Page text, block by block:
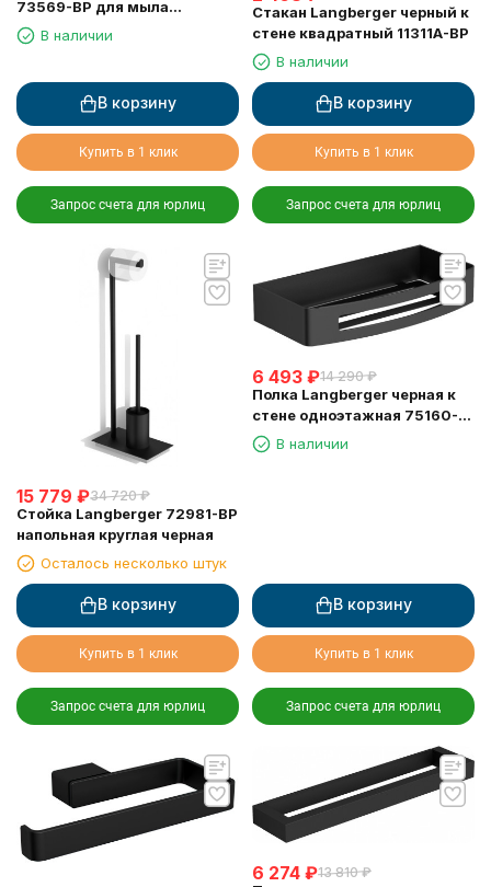
73569-BP для мыла
механический, 250 мл
В наличии
В корзину
Купить в 1 клик
Запрос счета для юрлиц
Стакан Langberger черный к
стене квадратный 11311A-BP
В наличии
В корзину
Купить в 1 клик
Запрос счета для юрлиц
15 779 ₽34 720 ₽
Стойка Langberger 72981-BP
напольная круглая черная
Осталось несколько штук
В корзину
Купить в 1 клик
Запрос счета для юрлиц
6 493 ₽14 290 ₽
Полка Langberger черная к
стене одноэтажная 75160-
BPCВ наличии
В корзину
Купить в 1 клик
Запрос счета для юрлиц
6 274 ₽13 810 ₽